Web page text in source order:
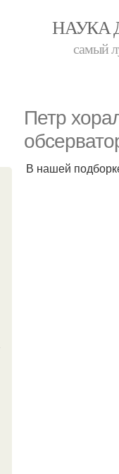
НАУКА
самый
Петр
В нашей